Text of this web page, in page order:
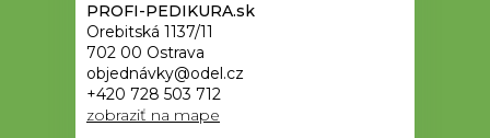
PROFI-PEDIKURA.sk
Orebitská 1137/11
702 00 Ostrava
objednávky@odel.cz
+420 728 503 712
zobraziť na mape